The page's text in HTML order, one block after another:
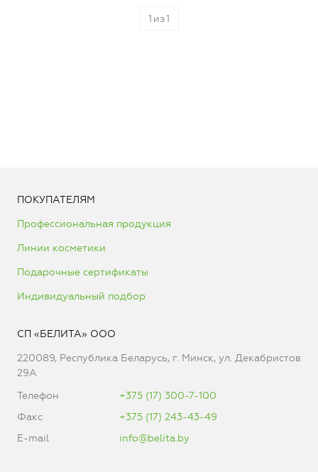
1 из1
ПОКУПАТЕЛЯМ
Профессиональная продукция
Линии косметики
Подарочные сертификаты
Индивидуальный подбор
СП «БЕЛИТА» ООО
220089, Республика Беларусь, г. Минск, ул. Декабристов
29А
Телефон
+375 (17) 300-7-100
Факс
+375 (17) 243-43-49
E-mail
info@belita.by